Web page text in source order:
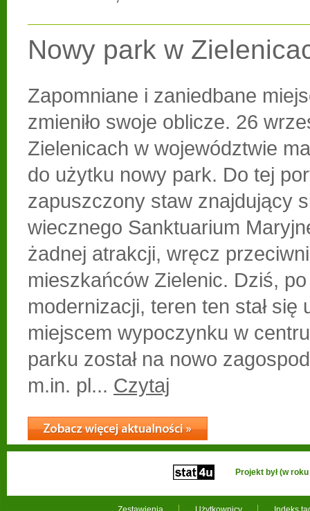
Nowy park w
Zapomniane i zaniedbane
zmieniło swoje oblicze. 26
Zielenicach w województwie
do użytku nowy park. Do tej
zapuszczony staw znajdujący
wiecznego Sanktuarium
żadnej atrakcji, wręcz
mieszkańców Zielenic. Dziś,
modernizacji, teren ten stał się
miejscem wypoczynku w
parku został na nowo
m.in. pl... Czytaj
Projekt był (w